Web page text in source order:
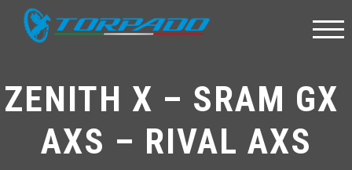
ZENITH X – SRAM GX
AXS – RIVAL AXS